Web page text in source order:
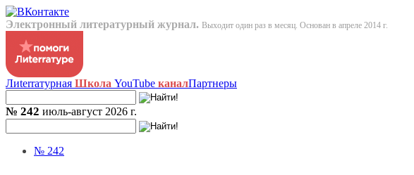
Электронный литературный журнал. Выходит один раз в месяц. Основан в апреле 2014 г.
Лиterraтурная Школа YouTube каналПартнеры
№ 242 июль-август 2026 г.
№ 242